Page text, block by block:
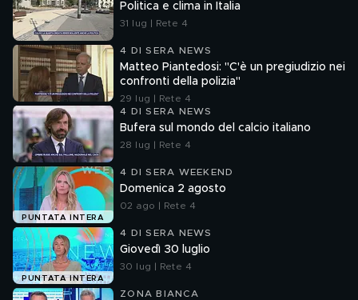
Politica e clima in Italia
31 lug | Rete 4
4 DI SERA NEWS
Matteo Piantedosi: "C'è un pregiudizio nei
confronti della polizia"
29 lug | Rete 4
4 DI SERA NEWS
Bufera sul mondo del calcio italiano
28 lug | Rete 4
PUNTATA INTERA
4 DI SERA WEEKEND
Domenica 2 agosto
02 ago | Rete 4
PUNTATA INTERA
4 DI SERA NEWS
Giovedì 30 luglio
30 lug | Rete 4
ZONA BIANCA